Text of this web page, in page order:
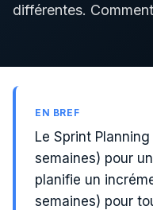
différentes.
EN BREF
Le Sprint
semaines) pour
planifie un
semaines) pour